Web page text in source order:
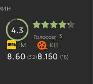
4.3
Голосов: 3
8.60 (32)8.150 (16)